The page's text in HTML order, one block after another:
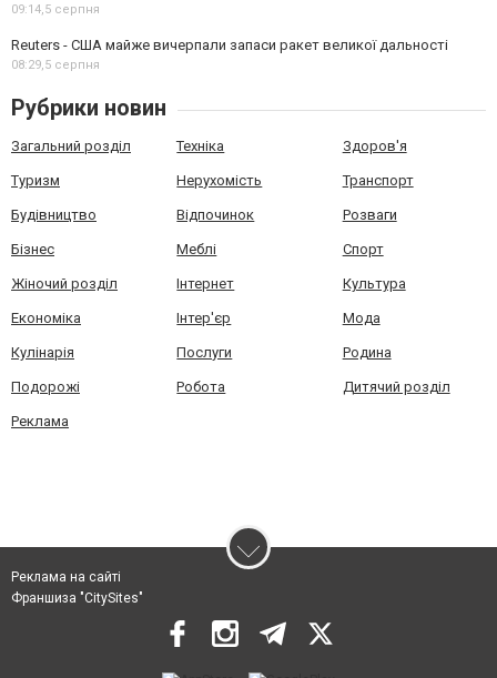
09:14,5 серпня
Reuters - США майже вичерпали запаси ракет великої дальності
08:29,5 серпня
Рубрики новин
Загальний розділ Техніка Здоров'я
Туризм Нерухомість Транспорт
Будівництво Відпочинок Розваги
Бізнес Меблі Спорт
Жіночий розділ Інтернет Культура
Економіка Інтер'єр Мода
Кулінарія Послуги Родина
Подорожі Робота Дитячий розділ
Реклама
Реклама на сайті
Франшиза "CitySites"